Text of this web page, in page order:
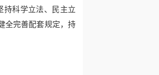
持科学立法、民主立
全完善配套规定，持